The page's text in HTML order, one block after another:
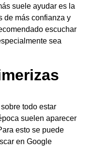
suele ayudar es la
de más confianza y
escuchar
sea
todo estar
suelen aparecer
esto se puede
en Google